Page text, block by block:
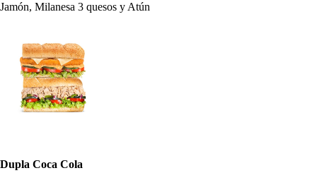
Jamón, Milanesa 3 quesos y Atún
Dupla Coca Cola